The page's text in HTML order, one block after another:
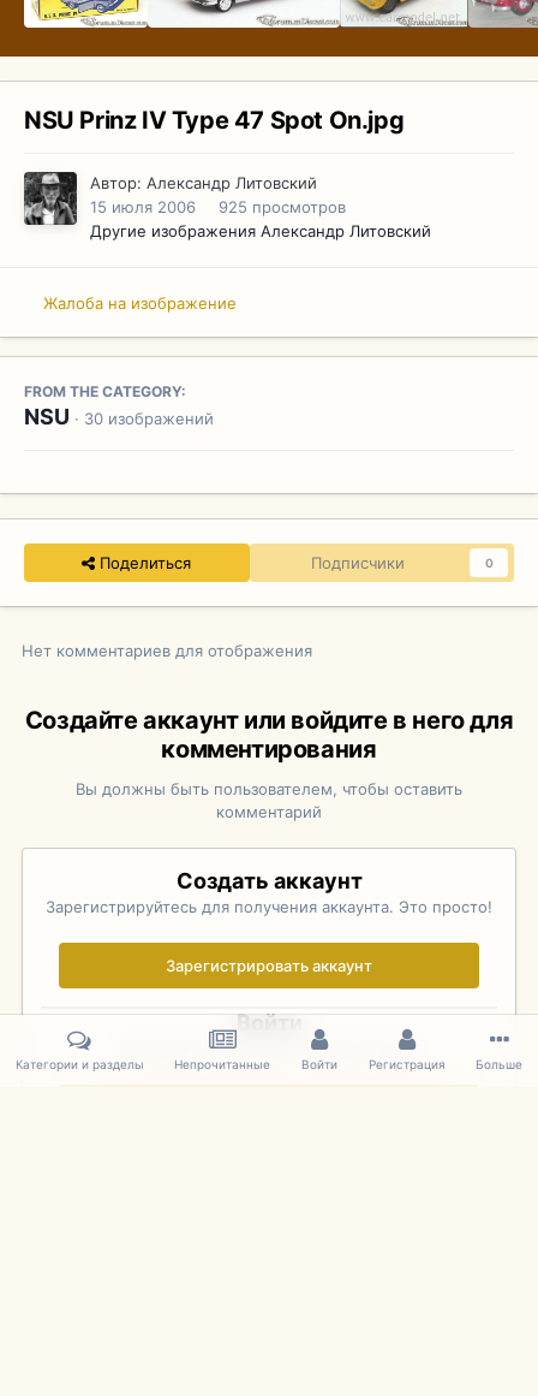
NSU Prinz IV Type 47 Spot On.jpg
Автор: Александр Литовский
15 июля 2006
925 просмотров
Другие изображения Александр Литовский
Жалоба на изображение
FROM THE CATEGORY:
NSU · 30 изображений
Поделиться Подписчики 0
Нет комментариев для отображения
Создайте аккаунт или войдите в него для
комментирования
Вы должны быть пользователем, чтобы оставить
комментарий
Создать аккаунт
Зарегистрируйтесь для получения аккаунта. Это просто!
Зарегистрировать аккаунт
Войти
Уже зарегистрированы? Войдите здесь.
Категории и разделы Непрочитанные Войти Регистрация Больше